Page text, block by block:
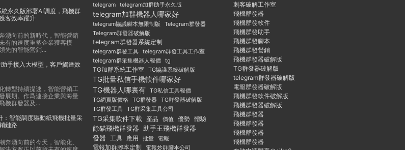
永久版部署AI調度，飛機群
客效率躍升
湧向前的新時代，智能營銷
有的速度重塑企業獲客模
先的智能營銷...
手接入大模型，客戶觸達效
轉型持續提速，智能營銷工
展期。作爲連接企業與海量
機群發器及...
：智能調度驅動紙飛機批量采
鏈路
奔湧向前的今天，智能化、
telegram telegram加群助手永久版
telegram加群機器人哪家好
telegram協議腳本無限制版
Telegram群發器
Telegram群發器破解版
telegram群發器系統定制
telegram群發工具 telegram群發工具工作室
telegram群采集機器人報價 tg
TG加群系統工作室 TG協議系統破解版
TG批量私信手機軟件哪家好
TG機器人哪裏有 TG私信工具報價
TG網頁版價格 TG群發器
TG群發器破解版
TG群發工具 TG群采集工具公司
TG采集軟件下載 産品 價值 優勢 體驗
餘貓飛機群發器 助手王飛機群發器
發器 工具 應用 批量 電報
電報加群腳本定制 電報炒群腳本公司
刺客破解工作室
飛機群發器
飛機群發軟件
飛機群發助手
飛機群發腳本
飛機群發營銷
飛機群發器破解版
TG群發器破解版
telegram群發器破解版
電報群發器破解版
飛機群發軟件破解版
飛機群發器破解版
飛機群發器
飛機群發器
飛機群發器
飛機群發器